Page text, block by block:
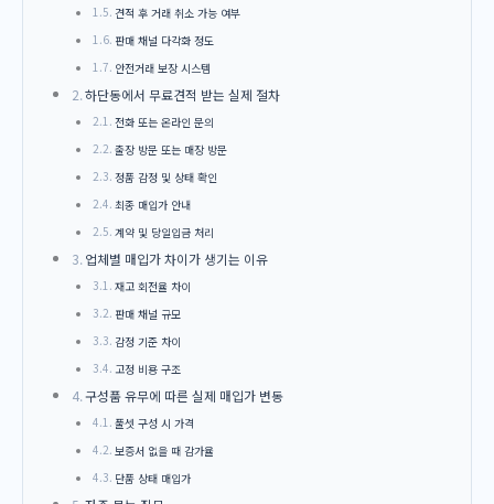
견적 후 거래 취소 가능 여부
판매 채널 다각화 정도
안전거래 보장 시스템
하단동에서 무료견적 받는 실제 절차
전화 또는 온라인 문의
출장 방문 또는 매장 방문
정품 감정 및 상태 확인
최종 매입가 안내
계약 및 당일입금 처리
업체별 매입가 차이가 생기는 이유
재고 회전율 차이
판매 채널 규모
감정 기준 차이
고정 비용 구조
구성품 유무에 따른 실제 매입가 변동
풀셋 구성 시 가격
보증서 없을 때 감가율
단품 상태 매입가